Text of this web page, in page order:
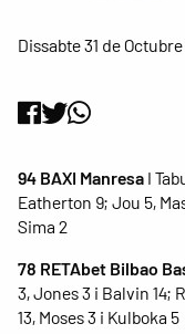
Dissabte 31 de
94 BAXI Manresa I
Eatherton 9; Jou 5,
Sima 2
78 RETAbet Bilbao
3, Jones 3 i Balvin 14;
13, Moses 3 i Kulboka 5